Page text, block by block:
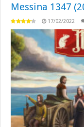
Messina 1347
17/02/2022